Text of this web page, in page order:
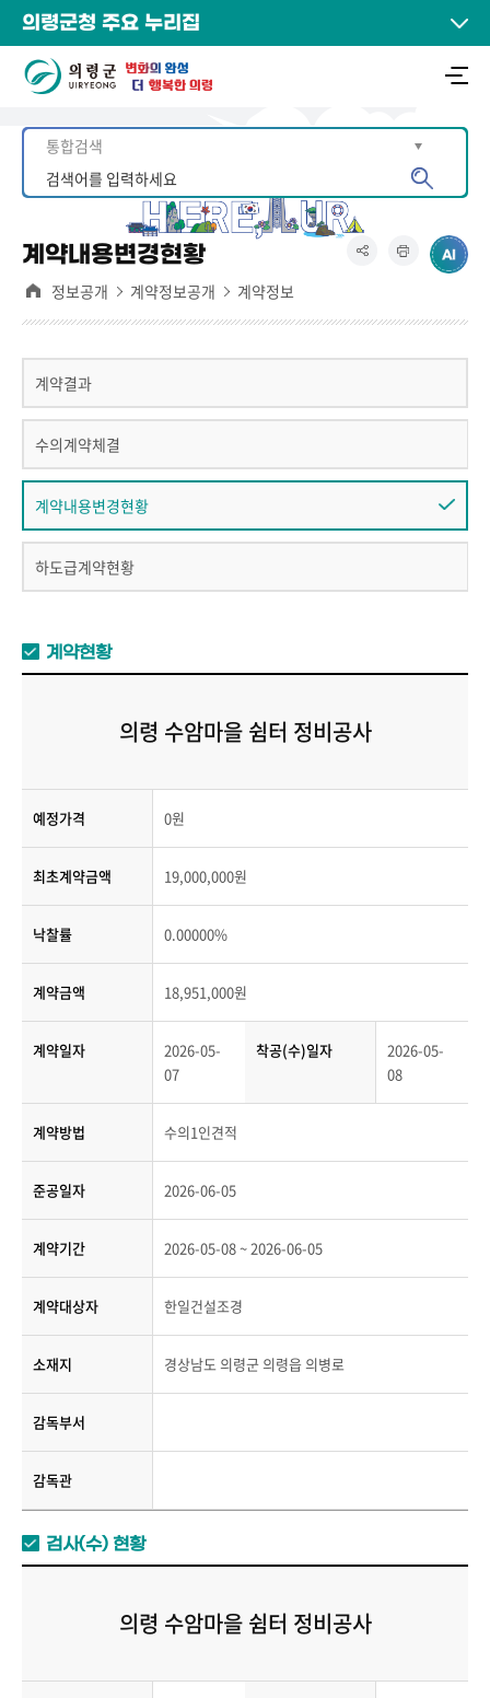
의령군청 주요 누리집
계약내용변경현황
정보공개 계약정보공개 계약정보
계약결과
수의계약체결
계약내용변경현황
하도급계약현황
계약현황
의령 수암마을 쉼터 정비공사
예정가격 0원
최초계약금액 19,000,000원
낙찰률 0.00000%
계약금액 18,951,000원
계약일자
2026-05-
07
착공(수)일자
2026-05-
08
계약방법 수의1인견적
준공일자 2026-06-05
계약기간 2026-05-08 ~ 2026-06-05
계약대상자 한일건설조경
소재지 경상남도 의령군 의령읍 의병로
감독부서
감독관
검사(수) 현황
의령 수암마을 쉼터 정비공사